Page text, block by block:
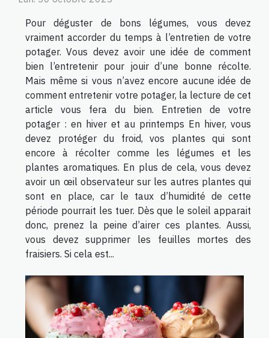
Pour déguster de bons légumes, vous devez
vraiment accorder du temps à l’entretien de votre
potager. Vous devez avoir une idée de comment
bien l’entretenir pour jouir d’une bonne récolte.
Mais même si vous n’avez encore aucune idée de
comment entretenir votre potager, la lecture de cet
article vous fera du bien. Entretien de votre
potager : en hiver et au printemps En hiver, vous
devez protéger du froid, vos plantes qui sont
encore à récolter comme les légumes et les
plantes aromatiques. En plus de cela, vous devez
avoir un œil observateur sur les autres plantes qui
sont en place, car le taux d’humidité de cette
période pourrait les tuer. Dès que le soleil apparait
donc, prenez la peine d’airer ces plantes. Aussi,
vous devez supprimer les feuilles mortes des
fraisiers. Si cela est...